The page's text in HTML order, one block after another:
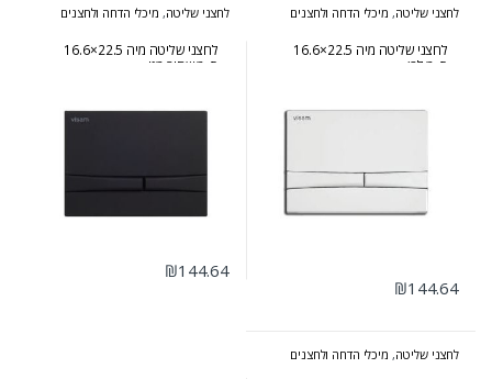
לחצני שליטה, מיכלי הדחה ולחצנים
לחצני שליטה מיה 22.5×16.6
ס״מ לבן
₪144.64
לחצני שליטה, מיכלי הדחה ולחצנים
לחצני שליטה מיה 22.5×16.6
ס״מ שחור מט
₪144.64
לחצני שליטה, מיכלי הדחה ולחצנים